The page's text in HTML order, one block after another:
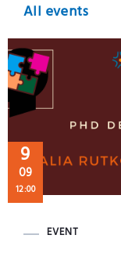
All events
9
09
12:00
EVENT